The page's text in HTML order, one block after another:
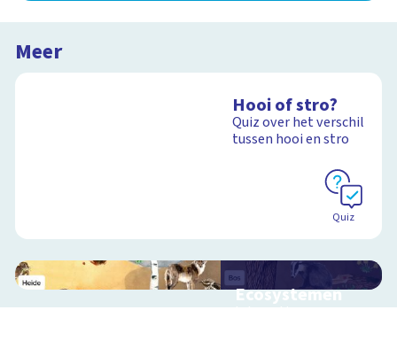
Meer
Hooi of stro?
Quiz over het verschil
tussen hooi en stro
Quiz
Ecosystemen
Interactieve